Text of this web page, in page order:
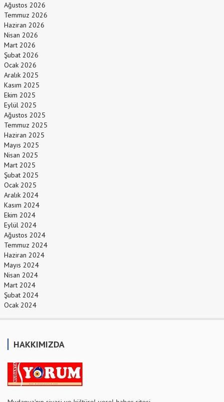
Ağustos 2026
Temmuz 2026
Haziran 2026
Nisan 2026
Mart 2026
Şubat 2026
Ocak 2026
Aralık 2025
Kasım 2025
Ekim 2025
Eylül 2025
Ağustos 2025
Temmuz 2025
Haziran 2025
Mayıs 2025
Nisan 2025
Mart 2025
Şubat 2025
Ocak 2025
Aralık 2024
Kasım 2024
Ekim 2024
Eylül 2024
Ağustos 2024
Temmuz 2024
Haziran 2024
Mayıs 2024
Nisan 2024
Mart 2024
Şubat 2024
Ocak 2024
HAKKIMIZDA